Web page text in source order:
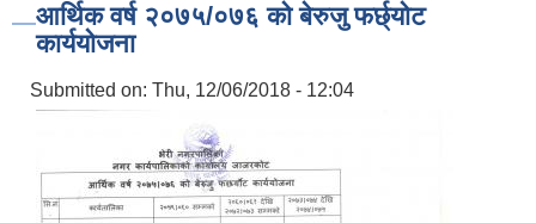
आर्थिक वर्ष २०७५/०७६ को बेरुजु फर्छ्योट
कार्ययोजना
Submitted on: Thu, 12/06/2018 - 12:04